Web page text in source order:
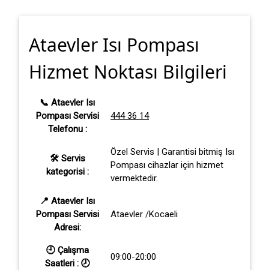
Ataevler Isı Pompası
Hizmet Noktası Bilgileri
📞 Ataevler Isı
Pompası Servisi
Telefonu :
444 36 14
🛠 Servis
kategorisi :
Özel Servis | Garantisi bitmiş Isı
Pompası cihazlar için hizmet
vermektedir.
📍 Ataevler Isı
Pompası Servisi
Adresi:
Ataevler /Kocaeli
🕘 Çalışma
Saatleri : 🕗
09:00-20:00